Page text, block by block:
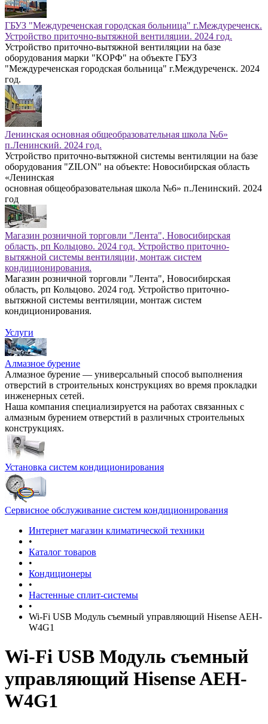
ГБУЗ "Междуреченская городская больница" г.Междуреченск.
Устройство приточно-вытяжной вентиляции. 2024 год.
Устройство приточно-вытяжной вентиляции на базе
оборудования марки "КОРФ" на объекте ГБУЗ
"Междуреченская городская больница" г.Междуреченск. 2024
год.
Ленинская основная общеобразовательная школа №6»
п.Ленинский. 2024 год.
Устройство приточно-вытяжной системы вентиляции на базе
оборудования "ZILON" на объекте: Новосибирская область
«Ленинская
основная общеобразовательная школа №6» п.Ленинский. 2024
год
Магазин розничной торговли "Лента", Новосибирская
область, рп Кольцово. 2024 год. Устройство приточно-
вытяжной системы вентиляции, монтаж систем
кондиционирования.
Магазин розничной торговли "Лента", Новосибирская
область, рп Кольцово. 2024 год. Устройство приточно-
вытяжной системы вентиляции, монтаж систем
кондиционирования.
Услуги
Алмазное бурение
Алмазное бурение — универсальный способ выполнения
отверстий в строительных конструкциях во время прокладки
инженерных сетей.
Наша компания специализируется на работах связанных с
алмазным бурением отверстий в различных строительных
конструкциях.
Установка систем кондиционирования
Сервисное обслуживание систем кондиционирования
Интернет магазин климатической техники
•
Каталог товаров
•
Кондиционеры
•
Настенные сплит-системы
•
Wi-Fi USB Модуль съемный управляющий Hisense AEH-
W4G1
Wi-Fi USB Модуль съемный
управляющий Hisense AEH-
W4G1